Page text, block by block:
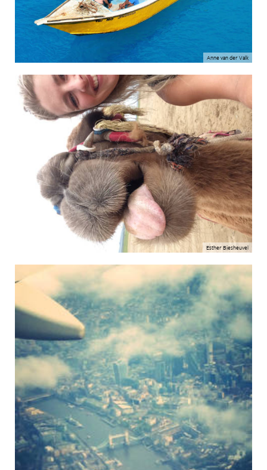
Anne van der Valk
Esther Biesheuvel